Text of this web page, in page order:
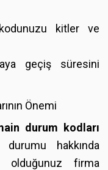
kitler ve
geçiş süresini
Önemi
durum kodları
hakkında
olduğunuz firma